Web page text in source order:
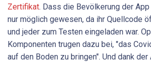
Zertifikat. Dass die Bevölkerung der
nur möglich gewesen, da ihr Quellcode
und jeder zum Testen eingeladen war.
Komponenten trugen dazu bei, "das
auf den Boden zu bringen". Und dank der